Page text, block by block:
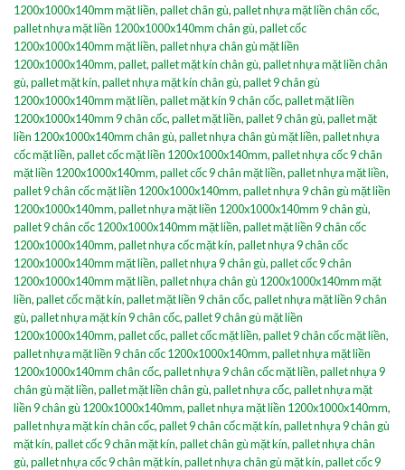
1200x1000x140mm mặt liền,pallet chân gù,pallet nhựa mặt liền chân cốc,
pallet nhựa mặt liền 1200x1000x140mm chân gù,pallet cốc
1200x1000x140mm mặt liền,pallet nhựa chân gù mặt liền
1200x1000x140mm,pallet,pallet mặt kín chân gù,pallet nhựa mặt liền chân
gù,pallet mặt kín,pallet nhựa mặt kín chân gù,pallet 9 chân gù
1200x1000x140mm mặt liền,pallet mặt kín 9 chân cốc,pallet mặt liền
1200x1000x140mm 9 chân cốc,pallet mặt liền,pallet 9 chân gù,pallet mặt
liền 1200x1000x140mm chân gù,pallet nhựa chân gù mặt liền,pallet nhựa
cốc mặt liền,pallet cốc mặt liền 1200x1000x140mm,pallet nhựa cốc 9 chân
mặt liền 1200x1000x140mm,pallet cốc 9 chân mặt liền,pallet nhựa mặt liền,
pallet 9 chân cốc mặt liền 1200x1000x140mm,pallet nhựa 9 chân gù mặt liền
1200x1000x140mm,pallet nhựa mặt liền 1200x1000x140mm 9 chân gù,
pallet 9 chân cốc 1200x1000x140mm mặt liền,pallet mặt liền 9 chân cốc
1200x1000x140mm,pallet nhựa cốc mặt kín,pallet nhựa 9 chân cốc
1200x1000x140mm mặt liền,pallet nhựa 9 chân gù,pallet cốc 9 chân
1200x1000x140mm mặt liền,pallet nhựa chân gù 1200x1000x140mm mặt
liền,pallet cốc mặt kín,pallet mặt liền 9 chân cốc,pallet nhựa mặt liền 9 chân
gù,pallet nhựa mặt kín 9 chân cốc,pallet 9 chân gù mặt liền
1200x1000x140mm,pallet cốc,pallet cốc mặt liền,pallet 9 chân cốc mặt liền,
pallet nhựa mặt liền 9 chân cốc 1200x1000x140mm,pallet nhựa mặt liền
1200x1000x140mm chân cốc,pallet nhựa 9 chân cốc mặt liền,pallet nhựa 9
chân gù mặt liền,pallet mặt liền chân gù,pallet nhựa cốc,pallet nhựa mặt
liền 9 chân gù 1200x1000x140mm,pallet nhựa mặt liền 1200x1000x140mm,
pallet nhựa mặt kín chân cốc,pallet 9 chân cốc mặt kín,pallet nhựa 9 chân gù
mặt kín,pallet cốc 9 chân mặt kín,pallet chân gù mặt kín,pallet nhựa chân
gù,pallet nhựa cốc 9 chân mặt kín,pallet nhựa chân gù mặt kín,pallet cốc 9